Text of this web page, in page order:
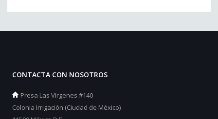
CONTACTA CON NOSOTROS
Presa Las Vírgenes #140
Colonia Irrigación (Ciudad de México)